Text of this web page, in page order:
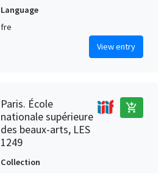
Language
fre
View entry
Paris. École
nationale supérieure
des beaux-arts, LES
1249
add_shopping_cart
Collection